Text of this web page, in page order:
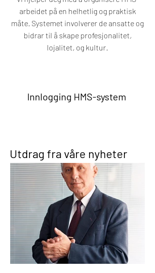
Utdrag fra våre nyheter
arbeidet på en helhetlig og praktisk
måte. Systemet involverer de ansatte og
bidrar til å skape profesjonalitet,
lojalitet, og kultur.
Innlogging HMS-system